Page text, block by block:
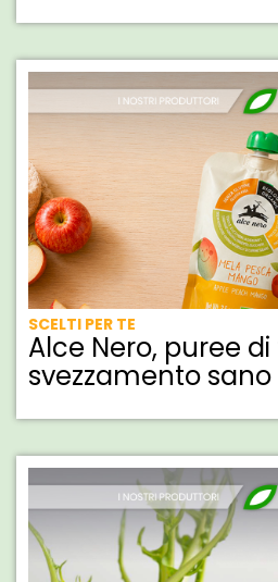
SCELTI PER TE
Alce Nero, puree
svezzamento